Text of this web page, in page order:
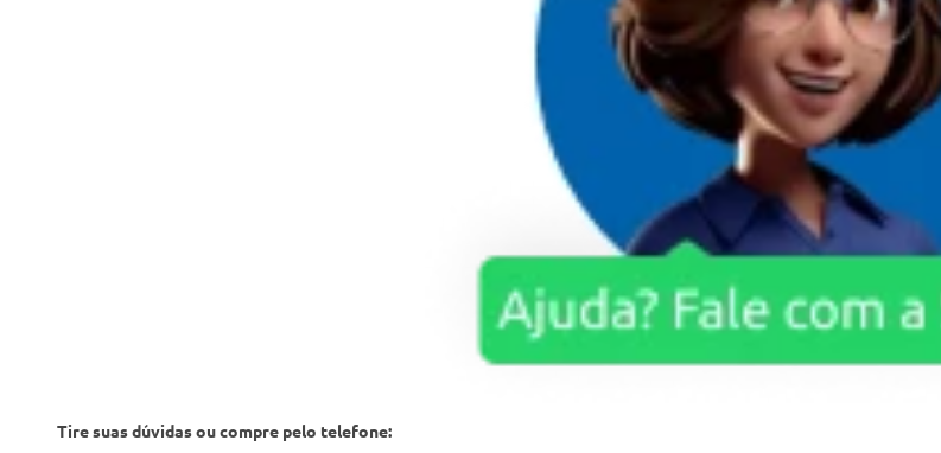
Tire suas dúvidas ou compre pelo telefone: